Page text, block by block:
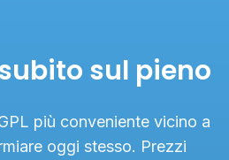
sul pieno
più conveniente vicino a
oggi stesso. Prezzi